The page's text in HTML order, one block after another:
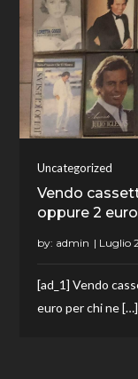
Uncategorized
Vendo
oppure 2
by: admin
[ad_1] Vendo
euro per chi ne […]